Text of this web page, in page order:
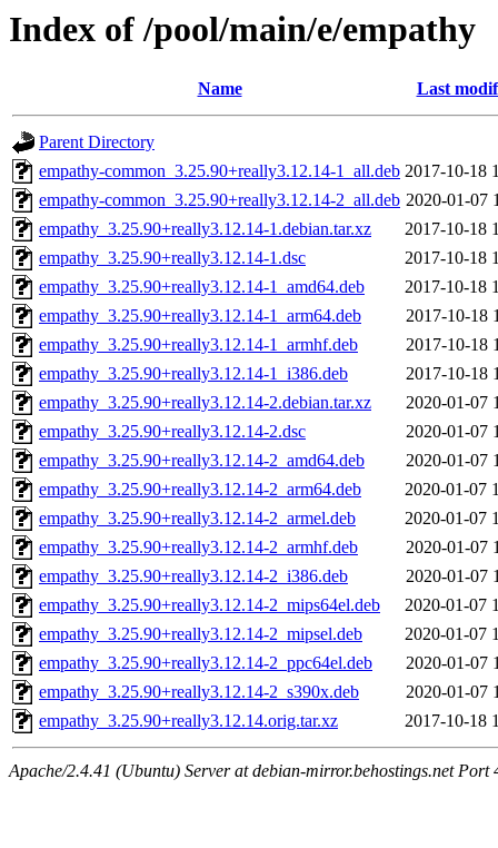
Index of /pool/main/e/empathy
Name Last
Parent Directory
empathy-common_3.25.90+really3.12.14-1_all.deb 2017-10-18
empathy-common_3.25.90+really3.12.14-2_all.deb 2020-01-07
empathy_3.25.90+really3.12.14-1.debian.tar.xz
2017-10-18
empathy_3.25.90+really3.12.14-1.dsc
2017-10-18
empathy_3.25.90+really3.12.14-1_amd64.deb
2017-10-18
empathy_3.25.90+really3.12.14-1_arm64.deb
2017-10-18
empathy_3.25.90+really3.12.14-1_armhf.deb
2017-10-18
empathy_3.25.90+really3.12.14-1_i386.deb
2017-10-18
empathy_3.25.90+really3.12.14-2.debian.tar.xz
2020-01-07
empathy_3.25.90+really3.12.14-2.dsc
2020-01-07
empathy_3.25.90+really3.12.14-2_amd64.deb
2020-01-07
empathy_3.25.90+really3.12.14-2_arm64.deb
2020-01-07
empathy_3.25.90+really3.12.14-2_armel.deb
2020-01-07
empathy_3.25.90+really3.12.14-2_armhf.deb
2020-01-07
empathy_3.25.90+really3.12.14-2_i386.deb
2020-01-07
empathy_3.25.90+really3.12.14-2_mips64el.deb
2020-01-07
empathy_3.25.90+really3.12.14-2_mipsel.deb
2020-01-07
empathy_3.25.90+really3.12.14-2_ppc64el.deb
2020-01-07
empathy_3.25.90+really3.12.14-2_s390x.deb
2020-01-07
empathy_3.25.90+really3.12.14.orig.tar.xz
2017-10-18
Apache/2.4.41 (Ubuntu) Server at debian-mirror.behostings.net Port